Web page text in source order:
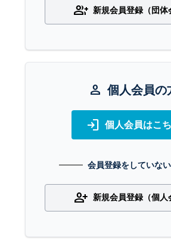
group_add 新規会員登録（団体
person 個人会員の
login 個人会員はこ
会員登録をしていな
person_add 新規会員登録（個人